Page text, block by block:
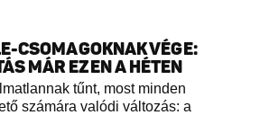
CSOMAGOKNAK VÉGE:
MÁR EZEN A HÉTEN
tűnt, most minden
számára valódi változás: a